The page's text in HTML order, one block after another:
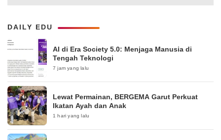
DAILY EDU
AI di Era Society 5.0: Menjaga Manusia di
Tengah Teknologi
7 jam yang lalu
Lewat Permainan, BERGEMA Garut Perkuat
Ikatan Ayah dan Anak
1 hari yang lalu